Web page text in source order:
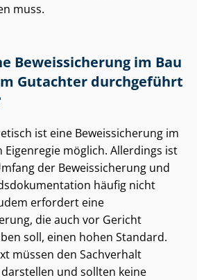
muss.
Beweissicherung im Bau
Gutachter durchgeführt
ist eine Beweissicherung im
Eigenregie möglich. Allerdings ist
der Beweissicherung und
häufig nicht
erfordert eine
die auch vor Gericht
soll, einen hohen Standard.
müssen den Sachverhalt
und sollten keine